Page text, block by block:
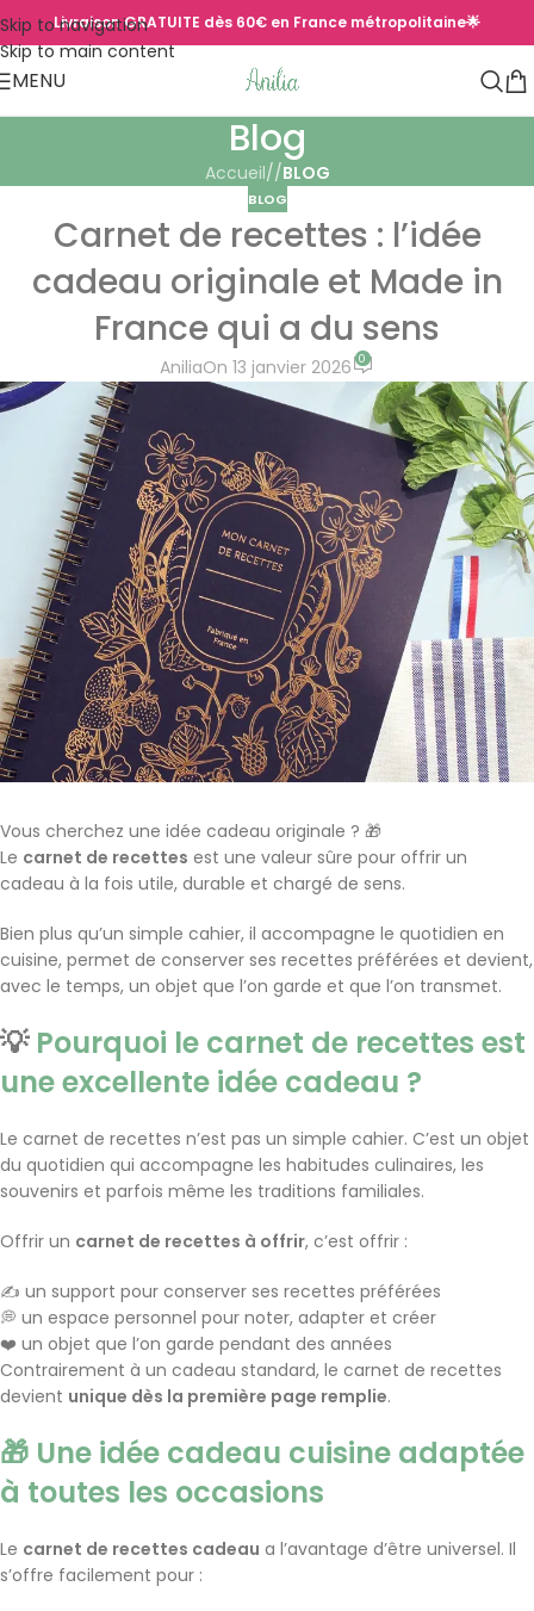
Skip to navigation
Skip to main content
Livraison GRATUITE dès 60€ en France métropolitaine🌟
MENU
Blog
Accueil/ BLOG
BLOG
Carnet de recettes : l’idée
cadeau originale et Made in
France qui a du sens
AniliaOn 13 janvier 2026 0
Vous cherchez une idée cadeau originale ? 🎁
Le carnet de recettes est une valeur sûre pour offrir un
cadeau à la fois utile, durable et chargé de sens.
Bien plus qu’un simple cahier, il accompagne le quotidien en
cuisine, permet de conserver ses recettes préférées et devient,
avec le temps, un objet que l’on garde et que l’on transmet.
💡 Pourquoi le carnet de recettes est
une excellente idée cadeau ?
Le carnet de recettes n’est pas un simple cahier. C’est un objet
du quotidien qui accompagne les habitudes culinaires, les
souvenirs et parfois même les traditions familiales.
Offrir un carnet de recettes à offrir, c’est offrir :
✍️ un support pour conserver ses recettes préférées
💭 un espace personnel pour noter, adapter et créer
❤️ un objet que l’on garde pendant des années
Contrairement à un cadeau standard, le carnet de recettes
devient unique dès la première page remplie.
🎁 Une idée cadeau cuisine adaptée
à toutes les occasions
Le carnet de recettes cadeau a l’avantage d’être universel. Il
s’offre facilement pour :